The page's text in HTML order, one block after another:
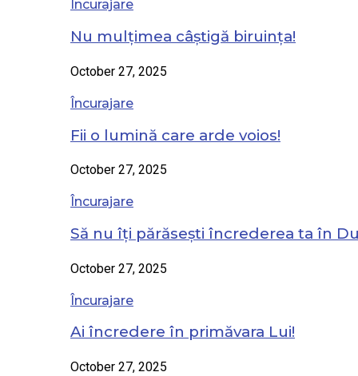
Încurajare
Nu mulțimea câștigă biruința!
October 27, 2025
Încurajare
Fii o lumină care arde voios!
October 27, 2025
Încurajare
Să nu îți părăsești încrederea ta în
October 27, 2025
Încurajare
Ai încredere în primăvara Lui!
October 27, 2025